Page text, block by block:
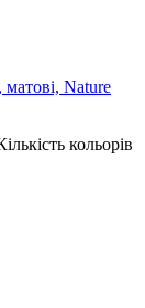
Nature
кольорів